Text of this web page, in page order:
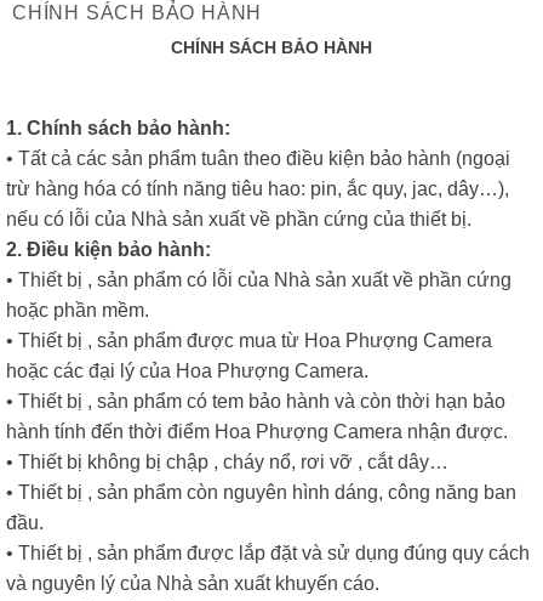
CHÍNH SÁCH BẢO HÀNH
CHÍNH SÁCH BẢO HÀNH
1. Chính sách bảo hành:
• Tất cả các sản phẩm tuân theo điều kiện bảo hành (ngoại
trừ hàng hóa có tính năng tiêu hao: pin, ắc quy, jac, dây…),
nếu có lỗi của Nhà sản xuất về phần cứng của thiết bị.
2. Điều kiện bảo hành:
• Thiết bị , sản phẩm có lỗi của Nhà sản xuất về phần cứng
hoặc phần mềm.
• Thiết bị , sản phẩm được mua từ Hoa Phượng Camera
hoặc các đại lý của Hoa Phượng Camera.
• Thiết bị , sản phẩm có tem bảo hành và còn thời hạn bảo
hành tính đến thời điểm Hoa Phượng Camera nhận được.
• Thiết bị không bị chập , cháy nổ, rơi vỡ , cắt dây…
• Thiết bị , sản phẩm còn nguyên hình dáng, công năng ban
đầu.
• Thiết bị , sản phẩm được lắp đặt và sử dụng đúng quy cách
và nguyên lý của Nhà sản xuất khuyến cáo.